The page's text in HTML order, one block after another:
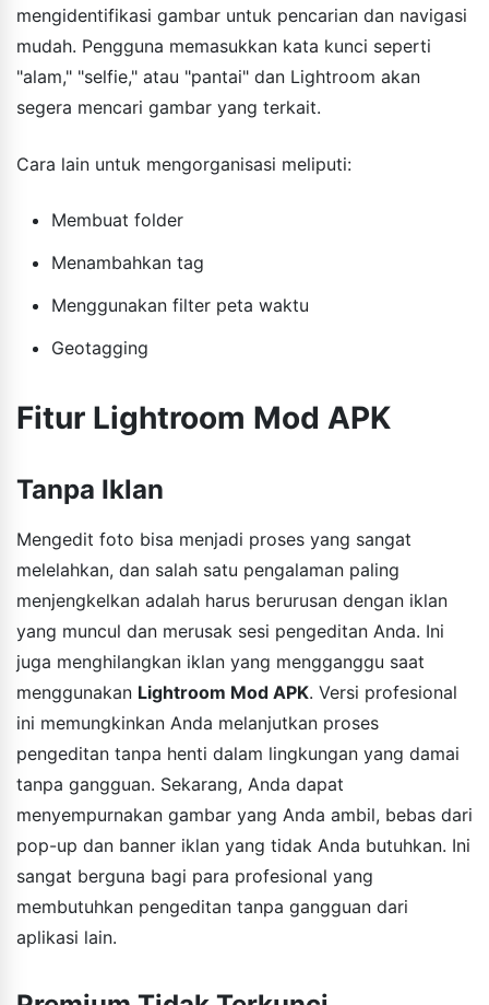
mengidentifikasi gambar untuk pencarian dan navigasi
mudah. Pengguna memasukkan kata kunci seperti
"alam," "selfie," atau "pantai" dan Lightroom akan
segera mencari gambar yang terkait.
Cara lain untuk mengorganisasi meliputi:
Membuat folder
Menambahkan tag
Menggunakan filter peta waktu
Geotagging
Fitur Lightroom Mod APK
Tanpa Iklan
Mengedit foto bisa menjadi proses yang sangat
melelahkan, dan salah satu pengalaman paling
menjengkelkan adalah harus berurusan dengan iklan
yang muncul dan merusak sesi pengeditan Anda. Ini
juga menghilangkan iklan yang mengganggu saat
menggunakan Lightroom Mod APK. Versi profesional
ini memungkinkan Anda melanjutkan proses
pengeditan tanpa henti dalam lingkungan yang damai
tanpa gangguan. Sekarang, Anda dapat
menyempurnakan gambar yang Anda ambil, bebas dari
pop-up dan banner iklan yang tidak Anda butuhkan. Ini
sangat berguna bagi para profesional yang
membutuhkan pengeditan tanpa gangguan dari
aplikasi lain.